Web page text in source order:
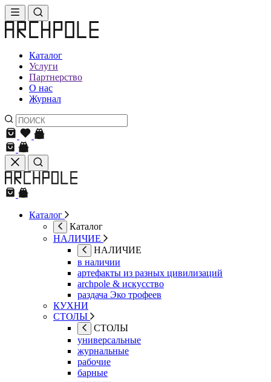
Каталог
Услуги
Партнерство
О нас
Журнал
Каталог
Каталог
НАЛИЧИЕ
НАЛИЧИЕ
в наличии
артефакты из разных цивилизаций
archpole & искусство
раздача Эко трофеев
КУХНИ
СТОЛЫ
СТОЛЫ
универсальные
журнальные
рабочие
барные